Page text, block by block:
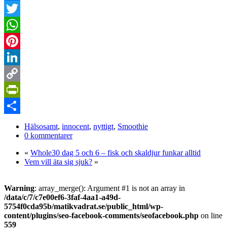
Facebook
Twitter
WhatsApp
Pinterest
LinkedIn
Copy
Link
PrintFriendly
Hälsosamt, innocent, nyttigt, Smoothie
0 kommentarer
« Whole30 dag 5 och 6 – fisk och skaldjur funkar alltid
Vem vill äta sig sjuk? »
Warning: array_merge(): Argument #1 is not an array in
/data/c/7/c7e00ef6-3faf-4aa1-a49d-
5754f0cda95b/matikvadrat.se/public_html/wp-
content/plugins/seo-facebook-comments/seofacebook.php on line
559